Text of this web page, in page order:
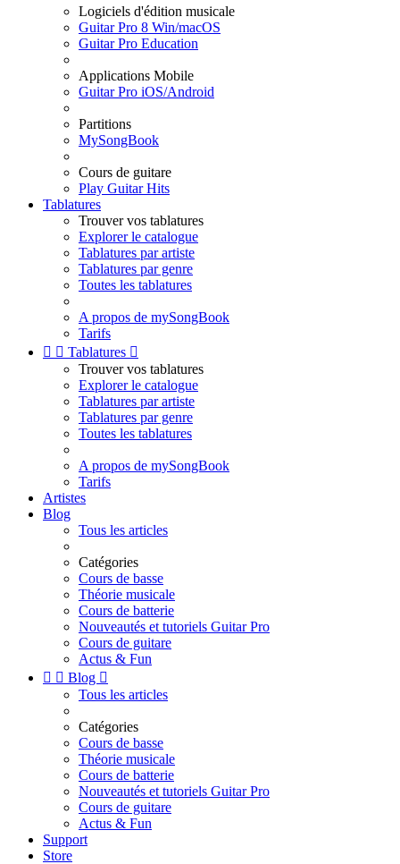
Logiciels d'édition musicale
Guitar Pro 8 Win/macOS
Guitar Pro Education
Applications Mobile
Guitar Pro iOS/Android
Partitions
MySongBook
Cours de guitare
Play Guitar Hits
Tablatures
Trouver vos tablatures
Explorer le catalogue
Tablatures par artiste
Tablatures par genre
Toutes les tablatures
A propos de mySongBook
Tarifs
  Tablatures 
Trouver vos tablatures
Explorer le catalogue
Tablatures par artiste
Tablatures par genre
Toutes les tablatures
A propos de mySongBook
Tarifs
Artistes
Blog
Tous les articles
Catégories
Cours de basse
Théorie musicale
Cours de batterie
Nouveautés et tutoriels Guitar Pro
Cours de guitare
Actus & Fun
  Blog 
Tous les articles
Catégories
Cours de basse
Théorie musicale
Cours de batterie
Nouveautés et tutoriels Guitar Pro
Cours de guitare
Actus & Fun
Support
Store